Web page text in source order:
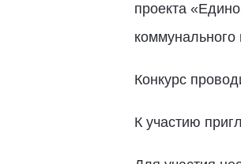
проекта
Конкурс
К участию